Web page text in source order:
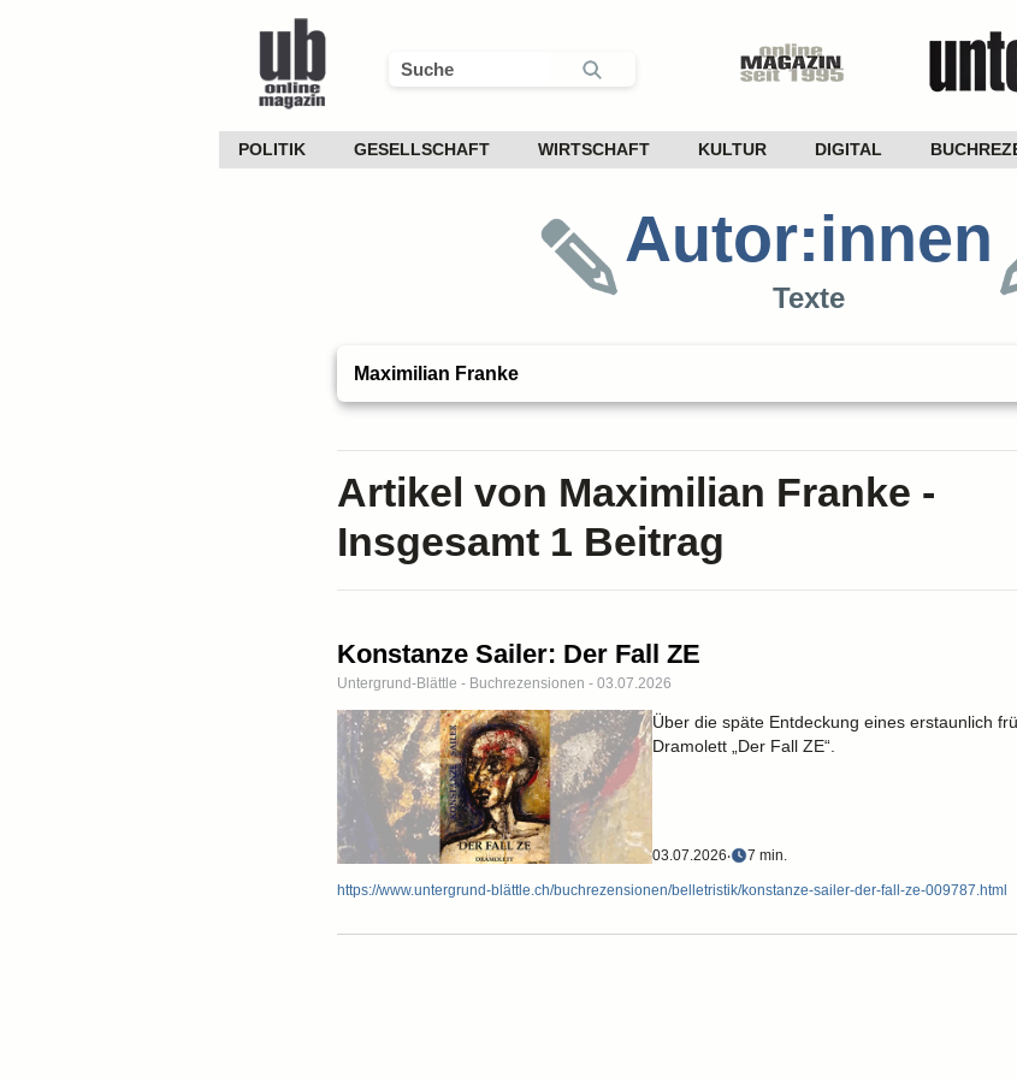
POLITIK GESELLSCHAFT WIRTSCHAFT KULTUR DIGITAL
Autor:innen
Texte
Artikel von Maximilian Franke -
Insgesamt 1 Beitrag
Konstanze Sailer: Der Fall ZE
Untergrund-Blättle - Buchrezensionen - 03.07.2026
Über die späte Entdeckung eines erstaunlich
Dramolett „Der Fall ZE“.
03.07.2026‧ 7 min.
https://www.untergrund-blättle.ch/buchrezensionen/belletristik/konstanze-sailer-der-fall-ze-009787.html